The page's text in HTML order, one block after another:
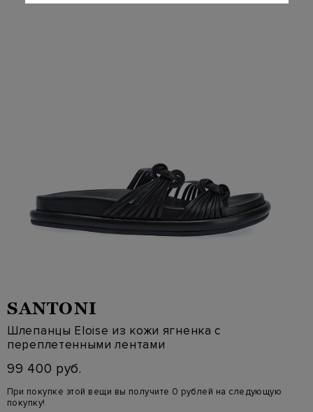
SANTONI
Шлепанцы Eloise из кожи ягненка с
переплетенными лентами
99 400 руб.
При покупке этой вещи вы получите 0 рублей на следующую
покупку!